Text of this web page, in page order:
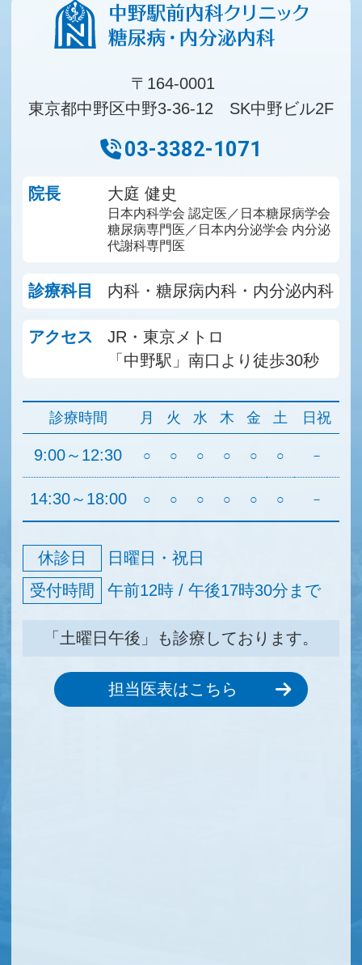
〒164-0001
東京都中野区中野3-36-12 SK中野ビル2F
03-3382-1071
院長 大庭 健史
日本内科学会 認定医／日本糖尿病学会
糖尿病専門医／日本内分泌学会 内分泌
代謝科専門医
診療科目 内科・糖尿病内科・内分泌内科
アクセス
JR・東京メトロ
「中野駅」南口より徒歩30秒
診療時間 月 火 水 木 金 土 日祝
9:00～12:30 ○ ○ ○ ○ ○ ○ －
14:30～18:00 ○ ○ ○ ○ ○ ○ －
休診日
日曜日・祝日
受付時間
午前12時 / 午後17時30分まで
「土曜日午後」も診療しております。
担当医表はこちら